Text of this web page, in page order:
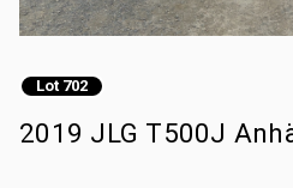
Lot 702
2019 JLG T500J